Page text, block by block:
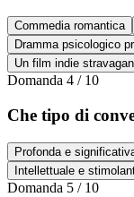
Commedia romantica
Dramma psicologico
Un film indie
Domanda 4 / 10
Che tipo di
Profonda e
Intellettuale e
Domanda 5 / 10